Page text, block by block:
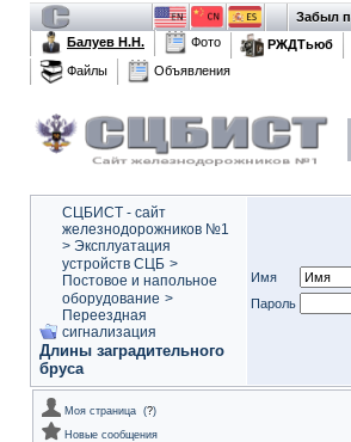
Забыл
Балуев Н.Н.
Фото РЖДТьюб
Файлы
Объявления
СЦБИСТ - сайт
железнодорожников №1
> Эксплуатация
устройств СЦБ >
Постовое и напольное
оборудование >
Переездная
сигнализация
Длины заградительного
бруса
Имя
Пароль
Моя страница (?)
Новые сообщения